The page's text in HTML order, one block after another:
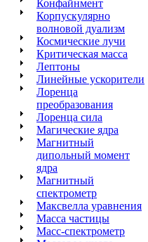
Конфайнмент
Корпускулярно
волновой дуализм
Космические лучи
Критическая масса
Лептоны
Линейные ускорители
Лоренца
преобразования
Лоренца сила
Магические ядра
Магнитный
дипольный момент
ядра
Магнитный
спектрометр
Максвелла уравнения
Масса частицы
Масс-спектрометр